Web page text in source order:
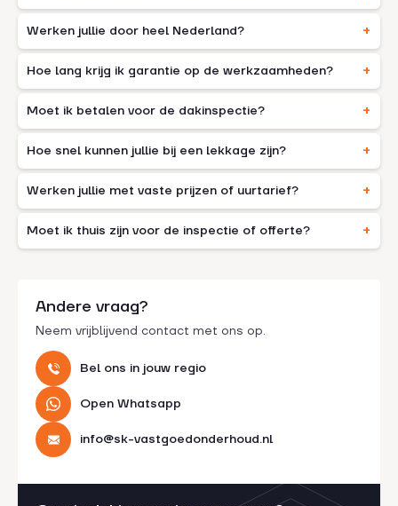
Werken jullie door heel Nederland?
Hoe lang krijg ik garantie op de werkzaamheden?
Moet ik betalen voor de dakinspectie?
Hoe snel kunnen jullie bij een lekkage zijn?
Werken jullie met vaste prijzen of uurtarief?
Moet ik thuis zijn voor de inspectie of offerte?
Andere vraag?
Neem vrijblijvend contact met ons op.
Bel ons in jouw regio
Open Whatsapp
info@sk-vastgoedonderhoud.nl